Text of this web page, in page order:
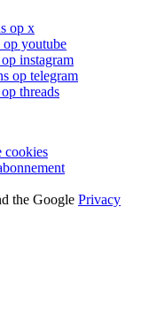
op x
op youtube
instagram
op telegram
threads
cookies
the Google Privacy